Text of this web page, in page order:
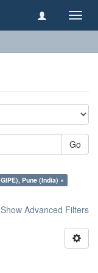
Go
Pune (India) ×
Show Advanced Filters